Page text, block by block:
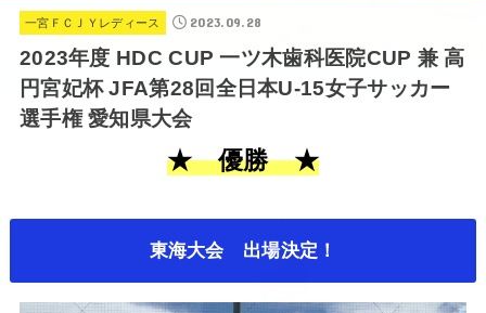
一宮ＦＣＪＹレディース 2023.09.28
2023年度 HDC CUP 一ツ木歯科医院CUP 兼 高
円宮妃杯 JFA第28回全日本U-15女子サッカー
選手権 愛知県大会
★ 優勝 ★
東海大会 出場決定！